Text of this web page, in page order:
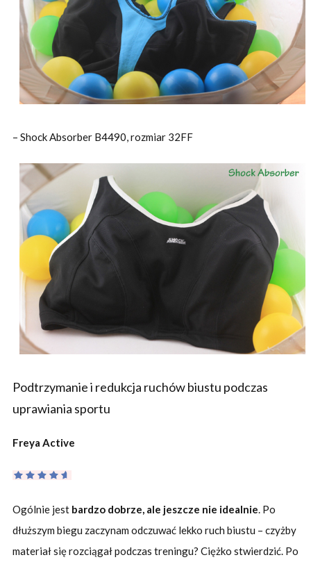
– Shock Absorber B4490, rozmiar 32FF
Podtrzymanie i redukcja ruchów biustu podczas
uprawiania sportu
Freya Active
Ogólnie jest bardzo dobrze, ale jeszcze nie idealnie. Po
dłuższym biegu zaczynam odczuwać lekko ruch biustu – czyżby
materiał się rozciągał podczas treningu? Ciężko stwierdzić. Po